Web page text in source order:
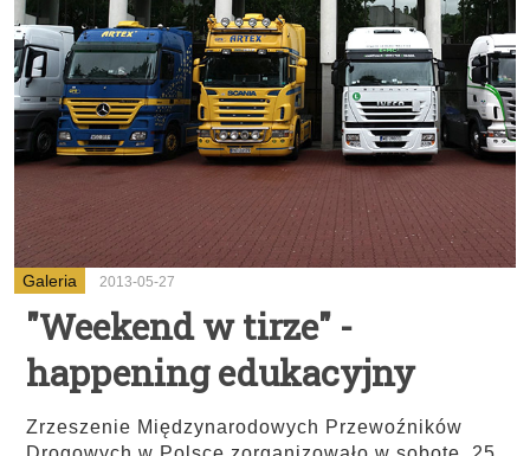
Galeria 2013-05-27
"Weekend w tirze" -
happening edukacyjny
Zrzeszenie Międzynarodowych Przewoźników